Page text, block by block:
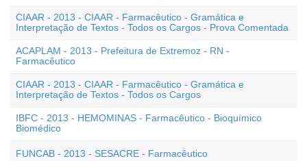
CIAAR - 2013 - CIAAR - Farmacêutico - Gramática e
Interpretação de Textos - Todos os Cargos - Prova Comentada
ACAPLAM - 2013 - Prefeitura de Extremoz - RN -
Farmacêutico
CIAAR - 2013 - CIAAR - Farmacêutico - Gramática e
Interpretação de Textos - Todos os Cargos
IBFC - 2013 - HEMOMINAS - Farmacêutico - Bioquímico
Biomédico
FUNCAB - 2013 - SESACRE - Farmacêutico